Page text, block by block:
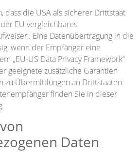
dass die USA als sicherer Drittstaat
EU vergleichbares
Eine Datenübertragung in die
wenn der Empfänger eine
„EU-US Data Privacy Framework“
geeignete zusätzliche Garantien
zu Übermittlungen an Drittstaaten
finden Sie in dieser
Daten